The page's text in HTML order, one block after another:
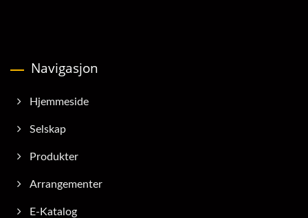
Navigasjon
Hjemmeside
Selskap
Produkter
Arrangementer
E-Katalog